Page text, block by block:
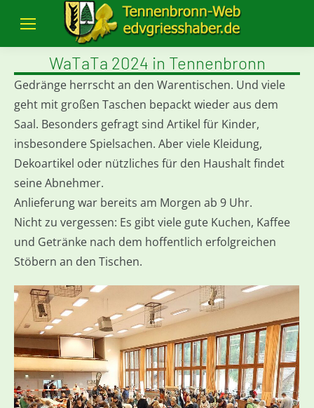
WaTaTa 2024 in Tennenbronn
Gedränge herrscht an den Warentischen. Und viele
geht mit großen Taschen bepackt wieder aus dem
Saal. Besonders gefragt sind Artikel für Kinder,
insbesondere Spielsachen. Aber viele Kleidung,
Dekoartikel oder nützliches für den Haushalt findet
seine Abnehmer.
Anlieferung war bereits am Morgen ab 9 Uhr.
Nicht zu vergessen: Es gibt viele gute Kuchen, Kaffee
und Getränke nach dem hoffentlich erfolgreichen
Stöbern an den Tischen.